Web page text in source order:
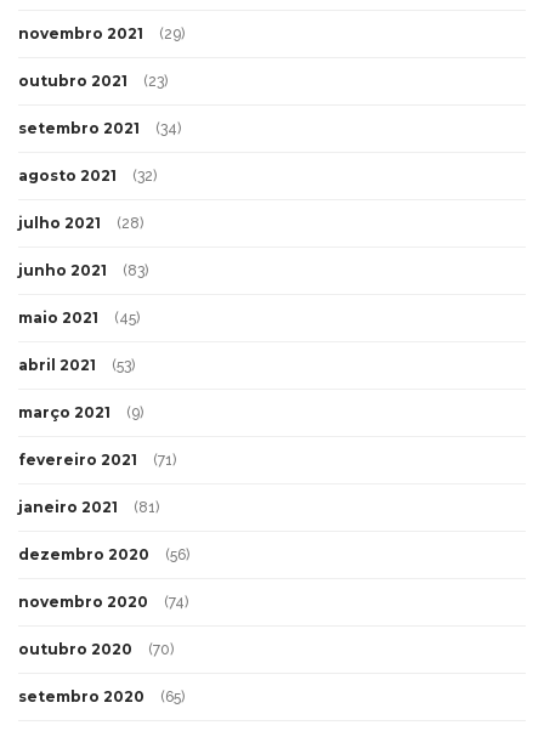
novembro 2021 (29)
outubro 2021 (23)
setembro 2021 (34)
agosto 2021 (32)
julho 2021 (28)
junho 2021 (83)
maio 2021 (45)
abril 2021 (53)
março 2021 (9)
fevereiro 2021 (71)
janeiro 2021 (81)
dezembro 2020 (56)
novembro 2020 (74)
outubro 2020 (70)
setembro 2020 (65)